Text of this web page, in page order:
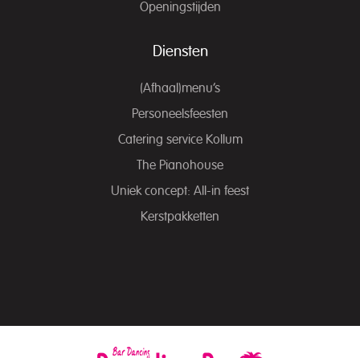
Openingstijden
Diensten
(Afhaal)menu’s
Personeelsfeesten
Catering service Kollum
The Pianohouse
Uniek concept: All-in feest
Kerstpakketten